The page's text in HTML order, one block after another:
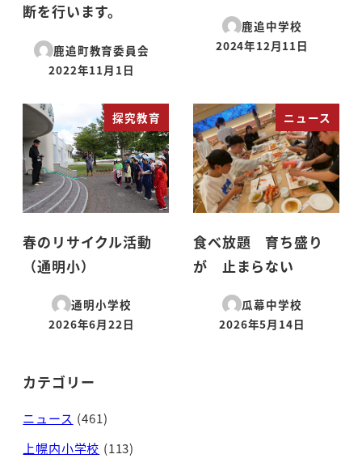
断を行います。
鹿追町教育委員会
投稿日
2022年11月1日
鹿追中学校
投稿日
2024年12月11日
探究教育
春のリサイクル活動
（通明小）
通明小学校
投稿日
2026年6月22日
ニュース
食べ放題 育ち盛り
が 止まらない
瓜幕中学校
投稿日
2026年5月14日
カテゴリー
ニュース (461)
上幌内小学校 (113)